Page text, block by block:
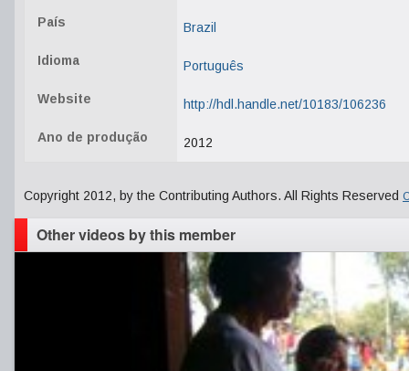
País Brazil
Idioma Português
Website http://hdl.handle.net/10183/106236
Ano de produção 2012
Copyright 2012, by the Contributing Authors. All Rights Reserved
Other videos by this member